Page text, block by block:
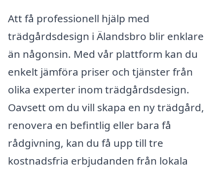
Att få professionell hjälp med
trädgårdsdesign i Älandsbro blir enklare
än någonsin. Med vår plattform kan du
enkelt jämföra priser och tjänster från
olika experter inom trädgårdsdesign.
Oavsett om du vill skapa en ny trädgård,
renovera en befintlig eller bara få
rådgivning, kan du få upp till tre
kostnadsfria erbjudanden från lokala